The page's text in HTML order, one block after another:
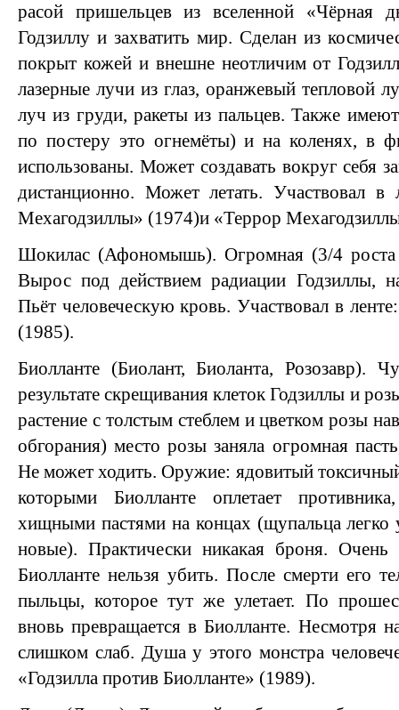
расой пришельцев из вселенной «Чёрная
Годзиллу и захватить мир. Сделан из
покрыт кожей и внешне неотличим от
лазерные лучи из глаз, оранжевый тепловой
луч из груди, ракеты из пальцев. Также
по постеру это огнемёты) и на коленях, в
использованы. Может создавать вокруг себя
дистанционно. Может летать. Участвовал в
Мехагодзиллы» (1974)и «Террор
Шокилас (Афономышь). Огромная (3/4 роста
Вырос под действием радиации Годзиллы,
Пьёт человеческую кровь. Участвовал в
(1985).
Биолланте (Биолант, Биоланта, Розозавр).
результате скрещивания клеток Годзиллы и
растение с толстым стеблем и цветком розы
обгорания) место розы заняла огромная
Не может ходить. Оружие: ядовитый
которыми Биолланте оплетает
хищными пастями на концах (щупальца легко
новые). Практически никакая броня.
Биолланте нельзя убить. После смерти его
пыльцы, которое тут же улетает. По
вновь превращается в Биолланте. Несмотря
слишком слаб. Душа у этого монстра
«Годзилла против Биолланте» (1989).